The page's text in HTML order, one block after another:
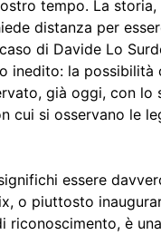
tempo. La storia,
distanza per
di Davide Lo
inedito: la possibilità
già oggi, con lo
cui si osservano le
essere
o piuttosto
riconoscimento, è